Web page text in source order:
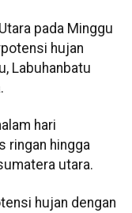
pada Minggu
hujan
Labuhanbatu
hari
ringan hingga
utara.
hujan dengan